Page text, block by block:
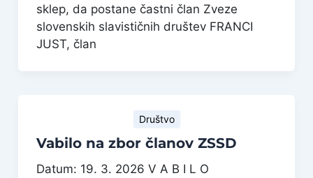
sklep, da postane častni član Zveze
slovenskih slavističnih društev FRANCI
JUST, član
Društvo
Vabilo na zbor članov ZSSD
Datum: 19. 3. 2026 V A B I L O